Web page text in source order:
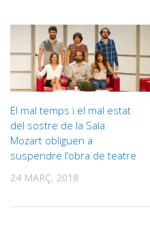
El mal temps i el mal estat
del sostre de la Sala
Mozart obliguen a
suspendre l’obra de teatre
24 MARÇ, 2018